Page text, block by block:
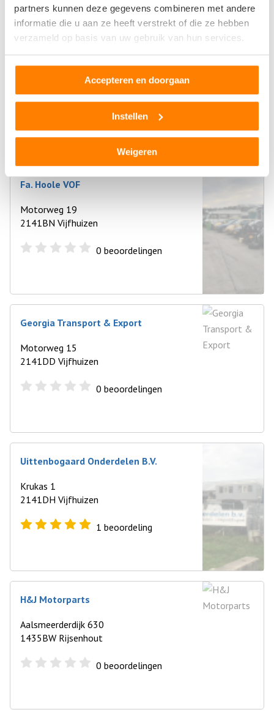
partners kunnen deze gegevens combineren met andere
informatie die u aan ze heeft verstrekt of die ze hebben
verzameld op basis van uw gebruik van hun services.
Accepteren en doorgaan
Instellen
Weigeren
2141DE Vijfhuizen
beoordelingen
Fa. Hoole VOF
Motorweg 19
2141BN Vijfhuizen
0 beoordelingen
Georgia Transport & Export
Motorweg 15
2141DD Vijfhuizen
0 beoordelingen
Uittenbogaard Onderdelen B.V.
Krukas 1
2141DH Vijfhuizen
1 beoordeling
H&J Motorparts
Aalsmeerderdijk 630
1435BW Rijsenhout
0 beoordelingen